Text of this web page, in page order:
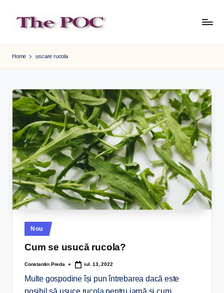
content
Home uscare rucola
Nou
Cum se usucă rucola?
Constantin Preda iul. 13, 2022
Multe gospodine își pun întrebarea dacă este
posibil să usuce rucola pentru iarnă și cum…